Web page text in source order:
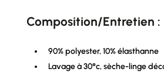
Composition/Entretien :
90% polyester, 10% élasthanne
Lavage à 30°c, sèche-linge